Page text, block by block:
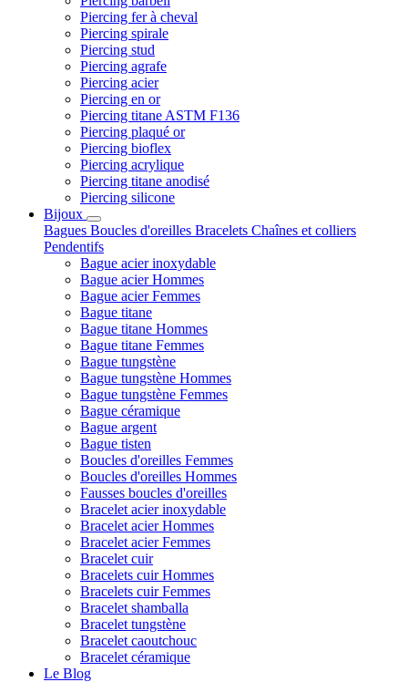
Piercing fer à cheval
Piercing spirale
Piercing stud
Piercing agrafe
Piercing acier
Piercing en or
Piercing titane ASTM F136
Piercing plaqué or
Piercing bioflex
Piercing acrylique
Piercing titane anodisé
Piercing silicone
Bijoux
Bagues Boucles d'oreilles Bracelets Chaînes et colliers
Pendentifs
Bague acier inoxydable
Bague acier Hommes
Bague acier Femmes
Bague titane
Bague titane Hommes
Bague titane Femmes
Bague tungstène
Bague tungstène Hommes
Bague tungstène Femmes
Bague céramique
Bague argent
Bague tisten
Boucles d'oreilles Femmes
Boucles d'oreilles Hommes
Fausses boucles d'oreilles
Bracelet acier inoxydable
Bracelet acier Hommes
Bracelet acier Femmes
Bracelet cuir
Bracelets cuir Hommes
Bracelets cuir Femmes
Bracelet shamballa
Bracelet tungstène
Bracelet caoutchouc
Bracelet céramique
Le Blog